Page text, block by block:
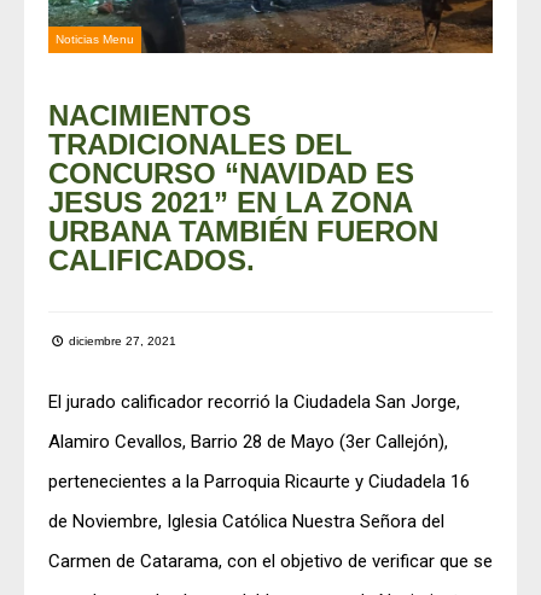
Noticias Menu
NACIMIENTOS
TRADICIONALES DEL
CONCURSO “NAVIDAD ES
JESUS 2021” EN LA ZONA
URBANA TAMBIÉN FUERON
CALIFICADOS.
diciembre 27, 2021
El jurado calificador recorrió la Ciudadela San Jorge,
Alamiro Cevallos, Barrio 28 de Mayo (3er Callejón),
pertenecientes a la Parroquia Ricaurte y Ciudadela 16
de Noviembre, Iglesia Católica Nuestra Señora del
Carmen de Catarama, con el objetivo de verificar que se